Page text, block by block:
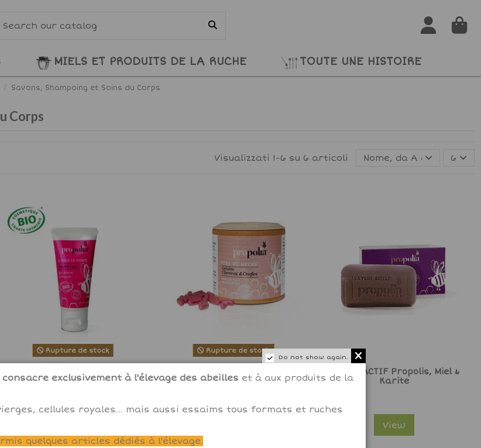
MIELS ET PRODUITS DE LA RUCHE TOUTE UNE HISTOIRE
Savons, Shampoing et Soins du Corps
Corps
Visualizzati 1-6 su 6 articoli Nome, da A a Z 6
Rupture de stock
Gel Soin SOS peau Arnica &
Propolis
11,75 €
Rupture de stock
GELULES CHEVEUX et ONGLES
Levure de biere, Myrtille, Pollen
18,40 €
SAVON ACTIF Propolis, Miel &
Karite
View
Do not show again.
exclusivement à l'élevage des abeilles et à aux produits de la
cellules royales... mais aussi essaims tous formats et ruches
quelques articles dédiés à l'élevage.